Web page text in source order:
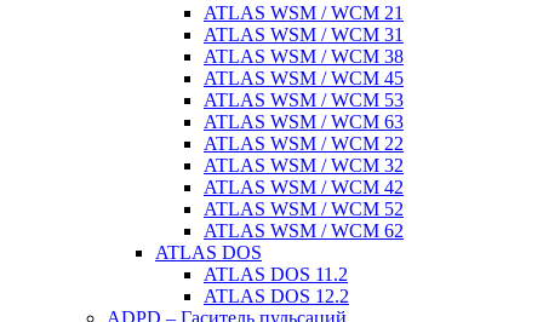
ATLAS WSM / WCM 21
ATLAS WSM / WCM 31
ATLAS WSM / WCM 38
ATLAS WSM / WCM 45
ATLAS WSM / WCM 53
ATLAS WSM / WCM 63
ATLAS WSM / WCM 22
ATLAS WSM / WCM 32
ATLAS WSM / WCM 42
ATLAS WSM / WCM 52
ATLAS WSM / WCM 62
ATLAS DOS
ATLAS DOS 11.2
ATLAS DOS 12.2
ADPD – Гаситель пульсаций